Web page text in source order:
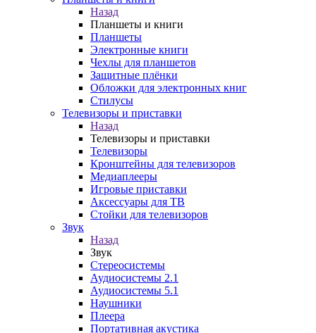
Назад
Планшеты и книги
Планшеты
Электронные книги
Чехлы для планшетов
Защитные плёнки
Обложки для электронных книг
Стилусы
Телевизоры и приставки
Назад
Телевизоры и приставки
Телевизоры
Кронштейны для телевизоров
Медиаплееры
Игровые приставки
Аксессуары для ТВ
Стойки для телевизоров
Звук
Назад
Звук
Стереосистемы
Аудиосистемы 2.1
Аудиосистемы 5.1
Наушники
Плеера
Портативная акустика